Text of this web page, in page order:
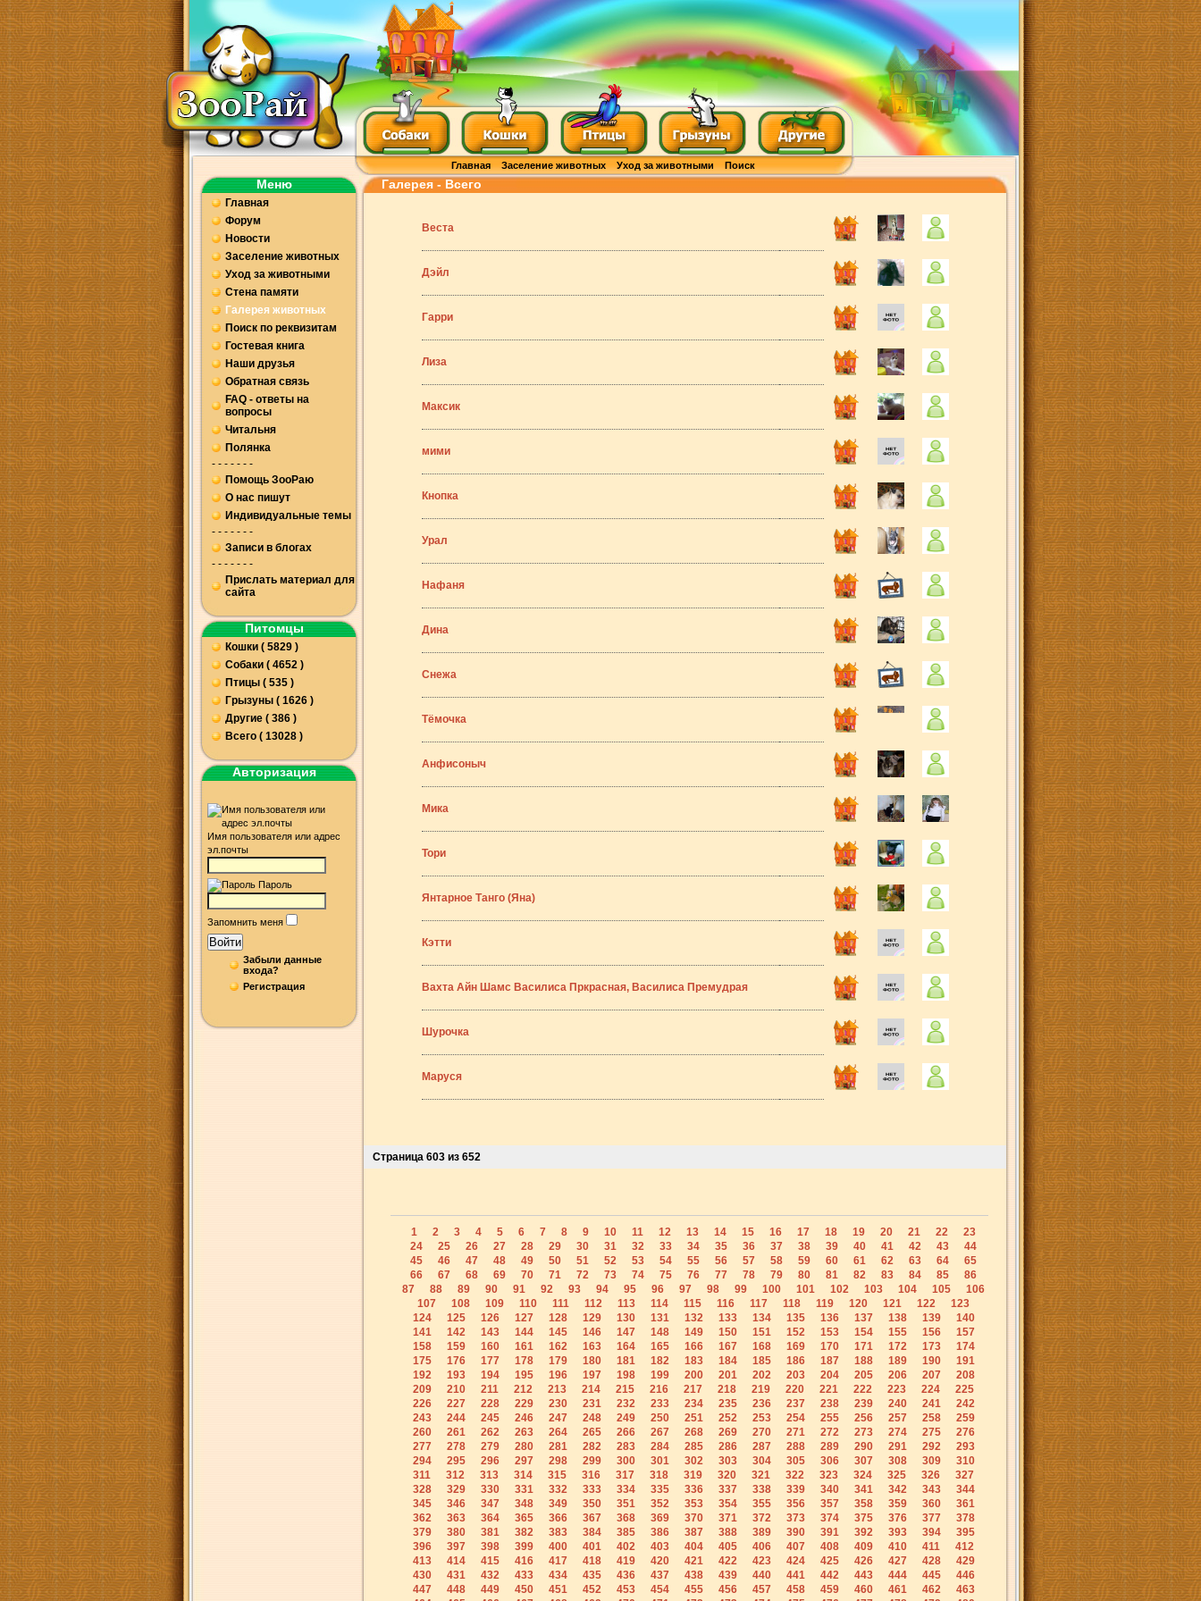
Главная Заселение животных Уход за животными Поиск
Меню
Главная
Форум
Новости
Заселение животных
Уход за животными
Стена памяти
Галерея животных
Поиск по реквизитам
Гостевая книга
Наши друзья
Обратная связь
FAQ - ответы на
вопросы
Читальня
Полянка
- - - - - - -
Помощь ЗооРаю
О нас пишут
Индивидуальные темы
- - - - - - -
Записи в блогах
- - - - - - -
Прислать материал для
сайта
Питомцы
Кошки ( 5829 )
Собаки ( 4652 )
Птицы ( 535 )
Грызуны ( 1626 )
Другие ( 386 )
Всего ( 13028 )
Авторизация
Имя пользователя или адрес
эл.почты
Пароль
Запомнить меня
Войти
Забыли данные
входа?
Регистрация
Галерея - Всего
Веста
Дэйл
Гарри
Лиза
Максик
мими
Кнопка
Урал
Нафаня
Дина
Снежа
Тёмочка
Анфисоныч
Мика
Тори
Янтарное Танго (Яна)
Кэтти
Вахта Айн Шамс Василиса Пркрасная, Василиса Премудрая
Шурочка
Маруся
Страница 603 из 652
1 2 3 4 5 6 7 8 9 10 11 12 13 14 15 16 17 18 19 20 21 22
23
24
25 26 27 28 29 30 31 32 33 34 35 36 37 38 39 40 41 42 43
44
45
46 47 48 49 50 51 52 53 54 55 56 57 58 59 60 61 62 63 64
65
66
67 68 69 70 71 72 73 74 75 76 77 78 79 80 81 82 83 84 85
86
87
88 89 90 91 92 93 94 95 96 97 98 99 100 101 102 103 104 105
106
107
108 109 110 111 112 113 114 115 116 117 118 119 120 121 122
123
124
125 126 127 128 129 130 131 132 133 134 135 136 137 138 139
140
141
142 143 144 145 146 147 148 149 150 151 152 153 154 155 156
157
158
159 160 161 162 163 164 165 166 167 168 169 170 171 172 173
174
175
176 177 178 179 180 181 182 183 184 185 186 187 188 189 190
191
192
193 194 195 196 197 198 199 200 201 202 203 204 205 206 207
208
209
210 211 212 213 214 215 216 217 218 219 220 221 222 223 224
225
226
227 228 229 230 231 232 233 234 235 236 237 238 239 240 241
242
243
244 245 246 247 248 249 250 251 252 253 254 255 256 257 258
259
260
261 262 263 264 265 266 267 268 269 270 271 272 273 274 275
276
277
278 279 280 281 282 283 284 285 286 287 288 289 290 291 292
293
294
295 296 297 298 299 300 301 302 303 304 305 306 307 308 309
310
311
312 313 314 315 316 317 318 319 320 321 322 323 324 325 326
327
328
329 330 331 332 333 334 335 336 337 338 339 340 341 342 343
344
345
346 347 348 349 350 351 352 353 354 355 356 357 358 359 360
361
362
363 364 365 366 367 368 369 370 371 372 373 374 375 376 377
378
379
380 381 382 383 384 385 386 387 388 389 390 391 392 393 394
395
396
397 398 399 400 401 402 403 404 405 406 407 408 409 410 411
412
413
414 415 416 417 418 419 420 421 422 423 424 425 426 427 428
429
430
431 432 433 434 435 436 437 438 439 440 441 442 443 444 445
446
447
448 449 450 451 452 453 454 455 456 457 458 459 460 461 462
463